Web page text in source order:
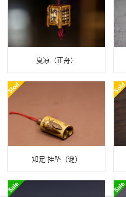
夏凉（正舟）
知足 挂坠（谜）